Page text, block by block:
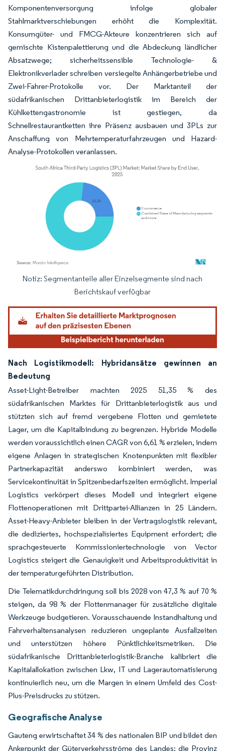
Komponentenversorgung infolge globaler
Stahlmarktverschiebungen erhöht die Komplexität.
Konsumgüter- und FMCG-Akteure konzentrieren sich auf
gemischte Kistenpalettierung und die Abdeckung ländlicher
Absatzwege; sicherheitssensible Technologie- &
Elektronikverlader schreiben versiegelte Anhängerbetriebe und
Zwei-Fahrer-Protokolle vor. Der Marktanteil der
südafrikanischen Drittanbieterlogistik im Bereich der
Kühlkettengastronomie ist gestiegen, da
Schnellrestaurantketten ihre Präsenz ausbauen und 3PLs zur
Anschaffung von Mehrtempera­turfahrzeugen und Hazard-
Analyse-Protokollen veranlassen.
Bild © Mordor Intelligence. Wiederverwendung erfordert Namensnennung
Notiz: Segmentanteile aller Einzelsegmente sind nach
Berichtskauf verfügbar
Nach Logistikmodell: Hybridansätze gewinnen an
Bedeutung
Asset-Light-Betreiber machten 2025 51,35 % des
südafrikanischen Marktes für Drittanbieterlogistik aus und
stützten sich auf fremd vergebene Flotten und gemietete
Lager, um die Kapitalbindung zu begrenzen. Hybride Modelle
werden voraussichtlich einen CAGR von 6,61 % erzielen, indem
eigene Anlagen in strategischen Knotenpunkten mit flexibler
Partnerkapazität anderswo kombiniert werden, was
Servicekontinuität in Spitzenbedarfszeiten ermöglicht. Imperial
Logistics verkörpert dieses Modell und integriert eigene
Flottenoperationen mit Drittpartei-Allianzen in 25 Ländern.
Asset-Heavy-Anbieter bleiben in der Vertragslogistik relevant,
die dediziertes, hochspezialisiertes Equipment erfordert; die
sprachgesteuerte Kommissioniertechnologie von Vector
Logistics steigert die Genauigkeit und Arbeitsproduktivität in
der temperaturgeführten Distribution.
Die Telematikdurchdringung soll bis 2028 von 47,3 % auf 70 %
steigen, da 98 % der Flottenmanager für zusätzliche digitale
Werkzeuge budgetieren. Vorausschauende Instandhaltung und
Fahrverhaltensanalysen reduzieren ungeplante Ausfallzeiten
und unterstützen höhere Pünktlichkeitsmetriken. Die
südafrikanische Drittanbieterlogistik-Branche kalibriert die
Kapitalallokation zwischen Lkw, IT und Lagerautomatisierung
kontinuierlich neu, um die Margen in einem Umfeld des Cost-
Plus-Preisdrucks zu stützen.
Geografische Analyse
Gauteng erwirtschaftet 34 % des nationalen BIP und bildet den
Ankerpunkt der Güterverkehrsströme des Landes; die Provinz